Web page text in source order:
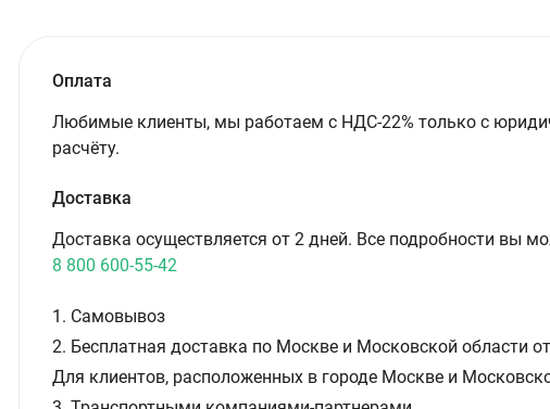
Оплата
Любимые клиенты, мы работаем с НДС-22% только с
расчёту.
Доставка
Доставка осуществляется от 2 дней. Все подробности вы
8 800 600-55-42
1. Самовывоз
2. Бесплатная доставка по Москве и Московской области
Для клиентов, расположенных в городе Москве и